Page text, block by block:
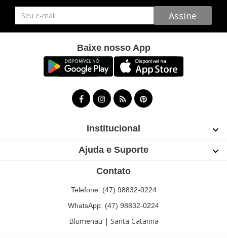
Newsletter Assine
Baixe nosso App
Institucional
Ajuda e Suporte
Contato
Telefone: (47) 98832-0224
WhatsApp: (47) 98832-0224
Blumenau | Santa Catarina